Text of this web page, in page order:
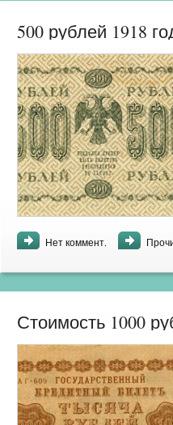
500 рублей 1918
Нет коммент.
Стоимость 1000